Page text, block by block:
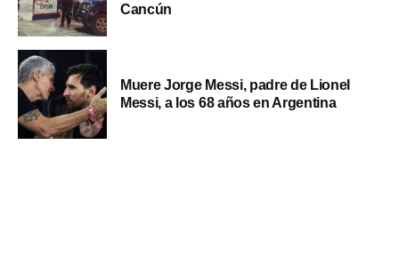
Cancún
Muere Jorge Messi, padre de Lionel
Messi, a los 68 años en Argentina